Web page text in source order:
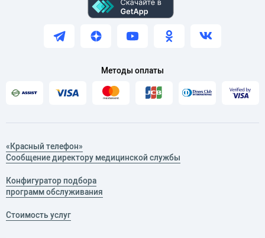
Методы оплаты
«Красный телефон»
Сообщение директору медицинской службы
Конфигуратор подбора
программ обслуживания
Стоимость услуг